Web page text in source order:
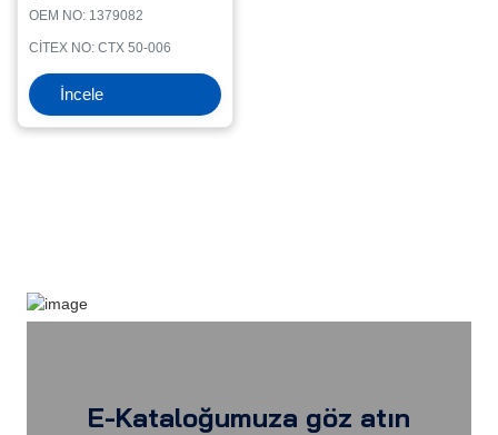
OEM NO: 1379082
CİTEX NO: CTX 50-006
İncele
E-Kataloğumuza göz atın